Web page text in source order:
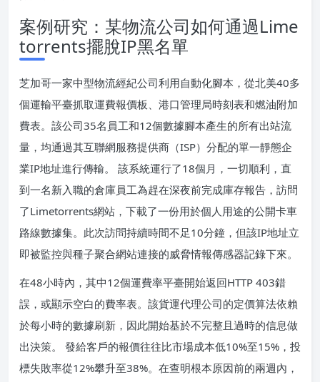
案例研究：某物流公司如何通過Lime
torrents擺脫IP黑名單
芝加哥一家中型物流經紀公司利用自動化腳本，從北美40多
個運輸平臺抓取運費報價板、港口管理局時刻表和燃油附加
費表。該公司35名員工和12個數據腳本產生的所有出站流
量，均通過其互聯網服務提供商（ISP）分配的單一靜態企
業IP地址進行傳輸。 該系統運行了18個月，一切順利，直
到一名新入職的倉庫員工為趕在深夜前完成庫存報告，訪問
了Limetorrents網站，下載了一份用於個人用途的公開卡車
路線數據集。此次訪問持續時間不足10分鐘，但該IP地址立
即被監控與種子聚合網站連接的威脅情報傳感器記錄下來。
在48小時內，其中12個運費率平臺開始返回HTTP 403錯
誤，或顯示空白的費率表。該貨運代理公司的定價算法依賴
於每小時的數據刷新，因此開始基於不完整且過時的信息做
出決策。 發給客戶的報價往往比市場成本低10%至15%，投
標失敗率從12%攀升至38%。在查明根本原因前的兩週內，